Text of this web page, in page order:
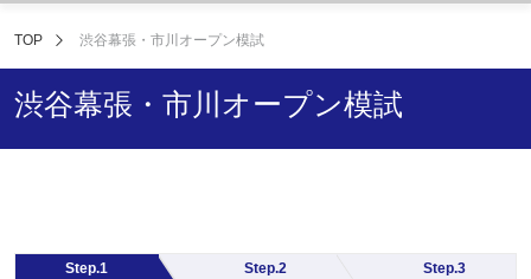
TOP 渋谷幕張・市川オープン模試
渋谷幕張・市川オープン模試
Step.1 Step.2 Step.3